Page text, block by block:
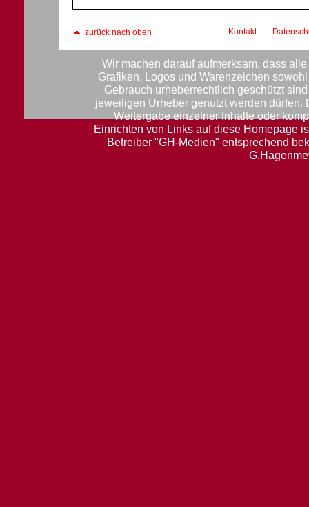
zurück nach oben Kontakt
Wir machen darauf aufmerksam, dass
Grafiken, Logos und Warenzeichen
Gebrauch urheberrechtlich geschützt
jeweiligen Urheber genutzt werden
Weitergabe einzelner Inhalte oder
Einrichten von Links auf diese Homepage
Betreiber "GH-Medien" entsprechend